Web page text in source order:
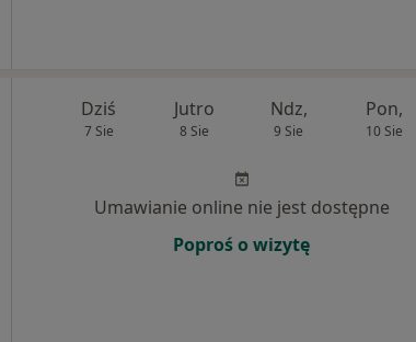
Dziś
7 Sie
Jutro
8 Sie
Ndz,
9 Sie
Pon,
10 Sie
Umawianie online nie jest dostępne
Poproś o wizytę